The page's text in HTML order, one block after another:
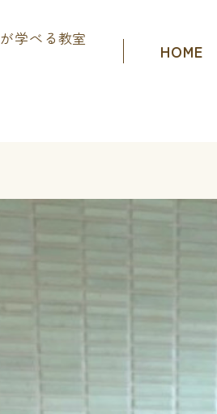
学べる教室
HOME